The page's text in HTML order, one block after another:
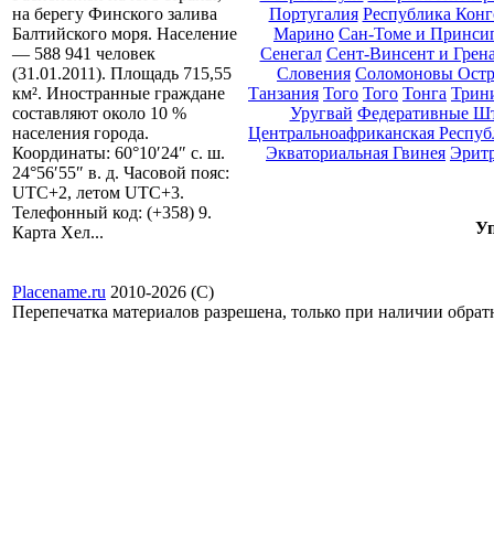
на берегу Финского залива
Балтийского моря. Население
— 588 941 человек
(31.01.2011). Площадь 715,55
км². Иностранные граждане
составляют около 10 %
населения города.
Координаты: 60°10′24″ с. ш.
24°56′55″ в. д. Часовой пояс:
UTC+2, летом UTC+3.
Телефонный код: (+358) 9.
Карта Хел...
Португалия Республика
Марино Сан-Томе и
Сенегал Сент-Винсент и
Словения Соломоновы
Танзания Того Того Тонга
Уругвай Федеративные
Центральноафриканская
Экваториальная Гвинея
Placename.ru 2010-2026 (С)
Перепечатка материалов разрешена, только при наличии